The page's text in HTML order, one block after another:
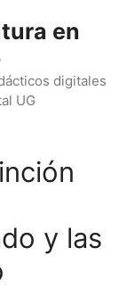
en
digitales
UG
y las